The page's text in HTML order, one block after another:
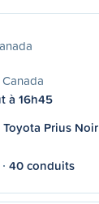
à 16h45
Toyota Prius Noir
40 conduits